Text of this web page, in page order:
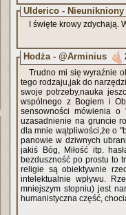
Ulderico - Nieunikniony
I święte krowy zdychają.
Hodża - @Arminius
Trudno mi się wyraźnie
tego rodzaju,jak do
swoje potrzeby,nauka
wspólnego z Bogiem i
sensowności mówienia o
uzasadnienie na gruncie
dla mnie wątpliwości,że o
panowie w dziwnych
jakiś Bóg, Miłość itp.
bezduszność po prostu to
religie są obiektywnie
intelektualnie wpływu.
mniejszym stopniu) jest
humanistyczna część,